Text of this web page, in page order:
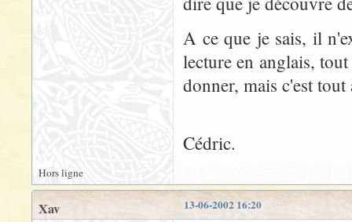
A ce que je sais, il
lecture en anglais,
donner, mais c'est
Cédric.
Hors ligne
13-06-2002 16:20
Xav